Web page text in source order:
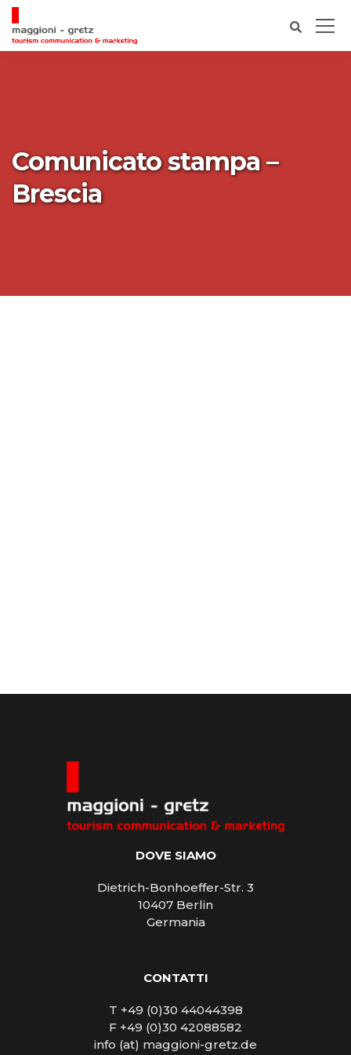
Comunicato stampa –
Brescia
DOVE SIAMO
Dietrich-Bonhoeffer-Str. 3
10407 Berlin
Germania
CONTATTI
T +49 (0)30 44044398
F +49 (0)30 42088582
info (at) maggioni-gretz.de